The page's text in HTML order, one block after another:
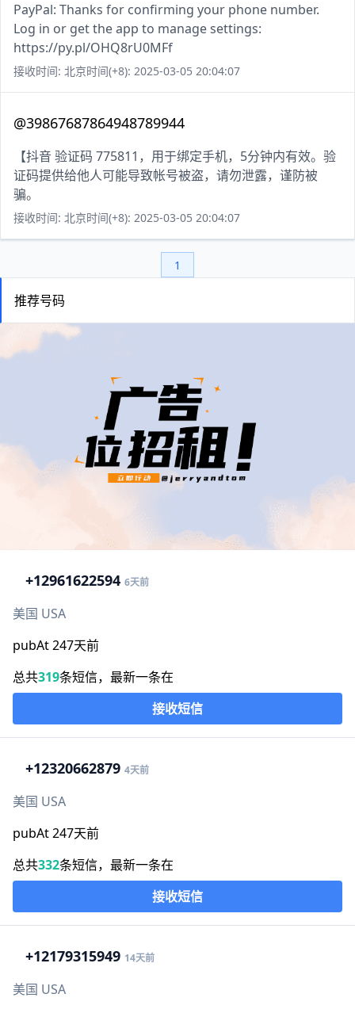
PayPal: Thanks for confirming your phone number.
Log in or get the app to manage settings:
https://py.pl/OHQ8rU0MFf
接收时间: 北京时间(+8): 2025-03-05 20:04:07
@39867687864948789944
【抖音 验证码 775811，用于绑定手机，5分钟内有效。验
证码提供给他人可能导致帐号被盗，请勿泄露，谨防被
骗。
接收时间: 北京时间(+8): 2025-03-05 20:04:07
1
推荐号码
+12961622594 6天前
美国 USA
pubAt 247天前
总共319条短信，最新一条在
接收短信
+12320662879 4天前
美国 USA
pubAt 247天前
总共332条短信，最新一条在
接收短信
+12179315949 14天前
美国 USA